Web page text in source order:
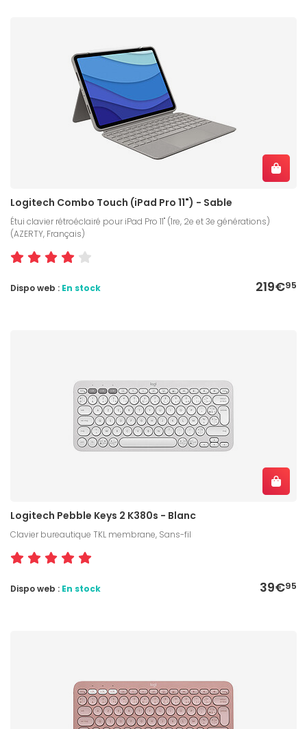
Logitech Combo Touch (iPad Pro 11") - Sable
Étui clavier rétroéclairé pour iPad Pro 11" (1re, 2e et 3e générations)
(AZERTY, Français)
219€95
Dispo web : En stock
Logitech Pebble Keys 2 K380s - Blanc
Clavier bureautique TKL membrane, Sans-fil
39€95
Dispo web : En stock